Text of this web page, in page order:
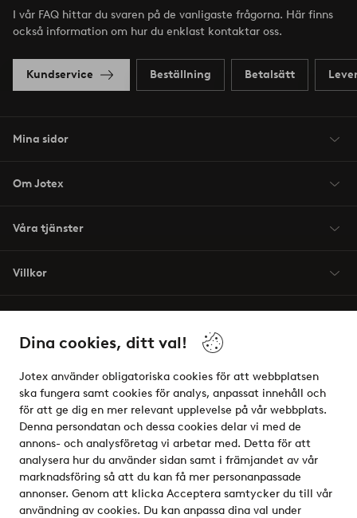
Dina cookies, ditt val!
Jotex använder obligatoriska cookies för att webbplatsen
ska fungera samt cookies för analys, anpassat innehåll och
för att ge dig en mer relevant upplevelse på vår webbplats.
Denna persondatan och dessa cookies delar vi med de
annons- och analysföretag vi arbetar med. Detta för att
analysera hur du använder sidan samt i främjandet av vår
marknadsföring så att du kan få mer personanpassade
annonser. Genom att klicka Acceptera samtycker du till vår
användning av cookies. Du kan anpassa dina val under
I vår FAQ hittar du svaren på de vanligaste frågorna. Här finns
också information om hur du enklast kontaktar oss.
Kundservice Beställning Betalsätt
Mina sidor
Om Jotex
Våra tjänster
Villkor
Säkra betalningar - Betala direkt eller dela upp
Vill du veta mer om våra betalalternativ?
elpy